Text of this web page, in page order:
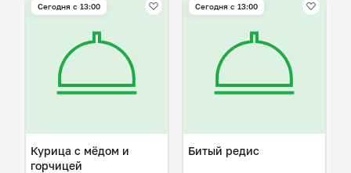
Сегодня с 13:00
Курица с мёдом и
горчицей
Сегодня с 13:00
Битый редис